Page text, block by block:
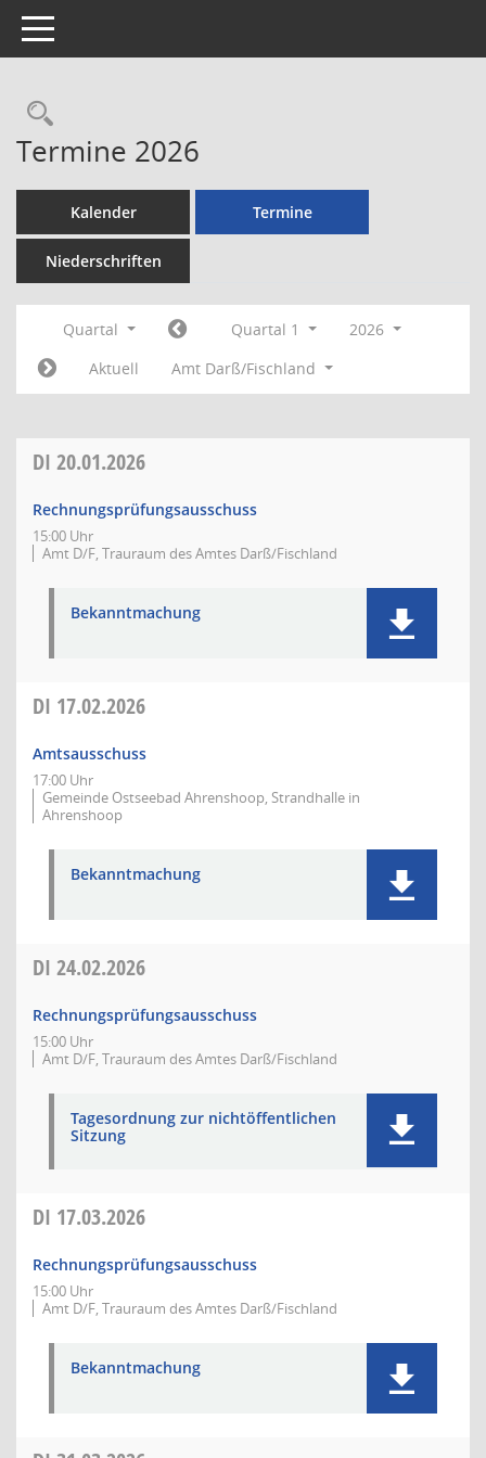
Toggle navigation
Rechercheauswahl
Termine 2026
Kalender Termine
Niederschriften
Quartal Quartal 1
2026
Aktuell
Amt Darß/Fischland
DI 20.01.2026
Rechnungsprüfungsausschuss
15:00 Uhr
Amt D/F, Trauraum des Amtes Darß/Fischland
Bekanntmachung
DI 17.02.2026
Amtsausschuss
17:00 Uhr
Gemeinde Ostseebad Ahrenshoop, Strandhalle in
Ahrenshoop
Bekanntmachung
DI 24.02.2026
Rechnungsprüfungsausschuss
15:00 Uhr
Amt D/F, Trauraum des Amtes Darß/Fischland
Tagesordnung zur nichtöffentlichen
Sitzung
DI 17.03.2026
Rechnungsprüfungsausschuss
15:00 Uhr
Amt D/F, Trauraum des Amtes Darß/Fischland
Bekanntmachung